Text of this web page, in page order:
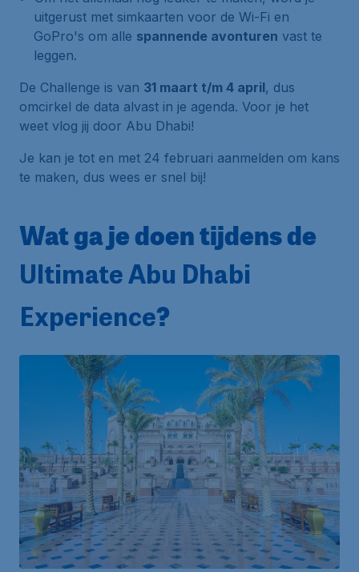
uitgerust met simkaarten voor de Wi-Fi en
GoPro's om alle spannende avonturen vast te
leggen.
De Challenge is van 31 maart t/m 4 april, dus
omcirkel de data alvast in je agenda. Voor je het
weet vlog jij door Abu Dhabi!
Je kan je tot en met 24 februari aanmelden om kans
te maken, dus wees er snel bij!
Wat ga je doen tijdens de
Ultimate Abu Dhabi
Experience?